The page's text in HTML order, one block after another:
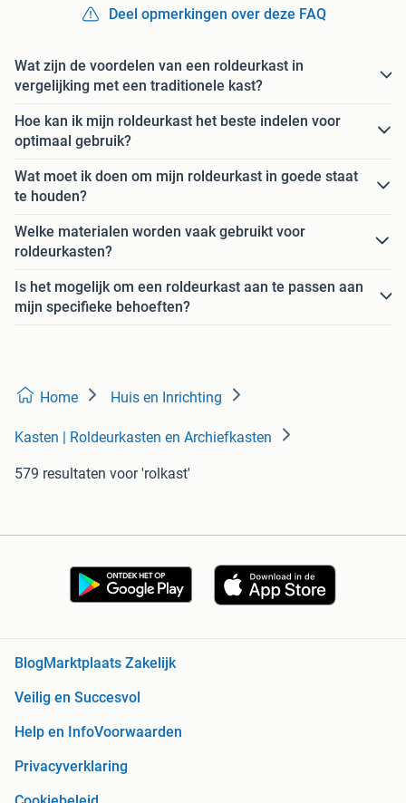
Deel opmerkingen over deze FAQ
Wat zijn de voordelen van een roldeurkast in
vergelijking met een traditionele kast?
Hoe kan ik mijn roldeurkast het beste indelen voor
optimaal gebruik?
Wat moet ik doen om mijn roldeurkast in goede staat
te houden?
Welke materialen worden vaak gebruikt voor
roldeurkasten?
Is het mogelijk om een roldeurkast aan te passen aan
mijn specifieke behoeften?
Home Huis en Inrichting
Kasten | Roldeurkasten en Archiefkasten
579 resultaten voor 'rolkast'
BlogMarktplaats Zakelijk
Veilig en Succesvol
Help en InfoVoorwaarden
Privacyverklaring